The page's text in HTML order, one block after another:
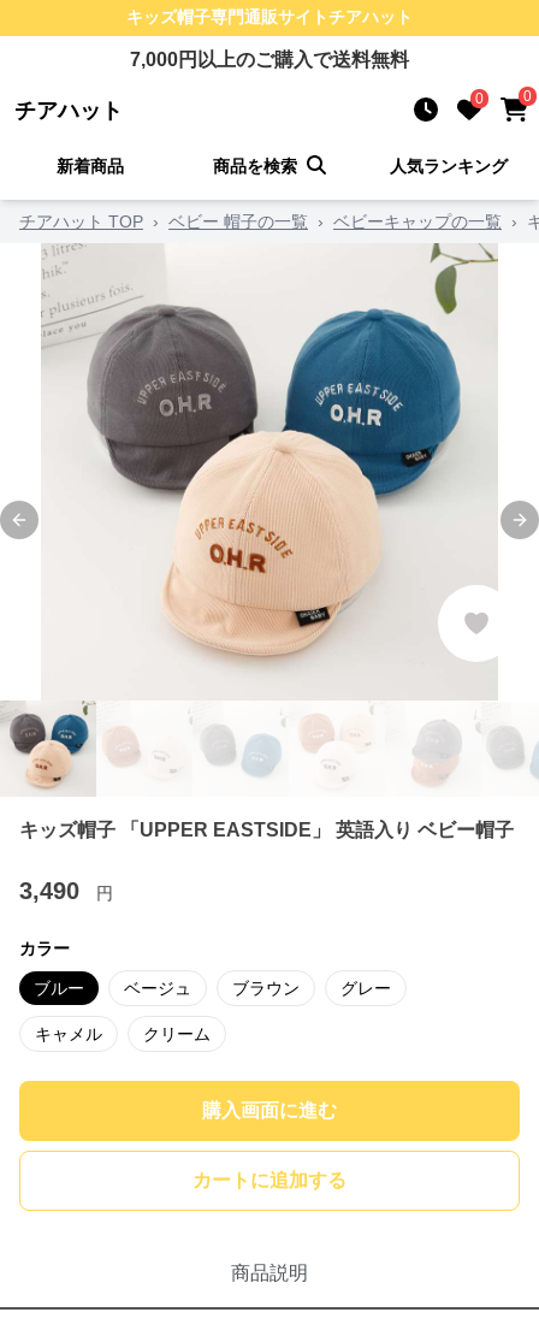
キッズ帽子専門通販サイトチアハット
7,000円以上のご購入で送料無料
チアハット 0 0
新着商品 商品を検索 人気ランキング
チアハット TOP › ベビー 帽子の一覧 › ベビーキャップの一覧 ›
Previous slide
キッズ帽子 「UPPER EASTSIDE」 英語入り ベビー帽子
3,490 円
カラー
ブルー ベージュ ブラウン グレー
キャメル クリーム
購入画面に進む
カートに追加する
商品説明